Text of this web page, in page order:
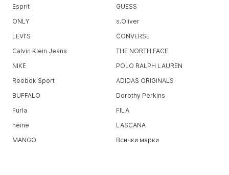
Esprit
GUESS
ONLY
s.Oliver
LEVI'S
CONVERSE
Calvin Klein Jeans
THE NORTH FACE
NIKE
POLO RALPH LAUREN
Reebok Sport
ADIDAS ORIGINALS
BUFFALO
Dorothy Perkins
Furla
FILA
heine
LASCANA
MANGO
Всички марки